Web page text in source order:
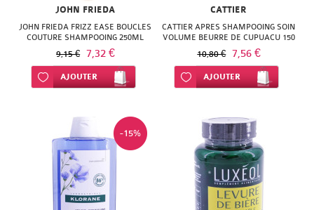
JOHN FRIEDA
JOHN FRIEDA FRIZZ EASE BOUCLES
COUTURE SHAMPOOING 250ML
9,15 € 7,32 €
Ajouter à ma liste d’envie
AJOUTER
CATTIER
CATTIER APRES SHAMPOOING SOIN
VOLUME BEURRE DE CUPUACU 150
ML
10,80 € 7,56 €
Ajouter à ma liste d’envie
AJOUTER
-15%